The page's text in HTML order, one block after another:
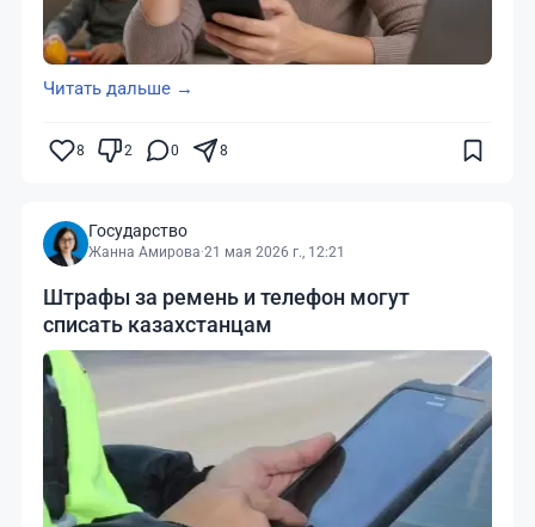
Читать дальше →
8 2 0 8
Государство
Жанна Амирова·21 мая 2026 г., 12:21
Штрафы за ремень и телефон могут
списать казахстанцам